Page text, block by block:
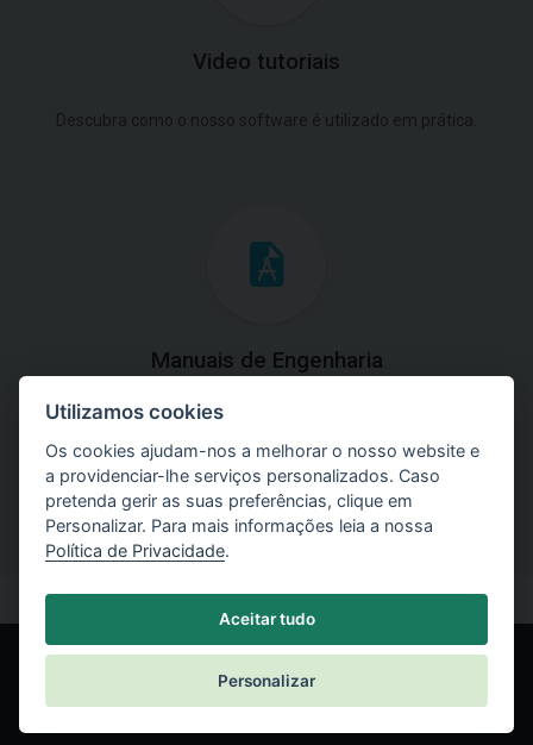
Video tutoriais
Descubra como o nosso software é utilizado em prática.
Manuais de Engenharia
Baixe os manuais com explicações práticas e teóricas do
uso do software.
Utilizamos cookies
Os cookies ajudam-nos a melhorar o nosso website e
a providenciar-lhe serviços personalizados. Caso
pretenda gerir as suas preferências, clique em
Personalizar. Para mais informações leia a nossa
Política de Privacidade.
Aceitar tudo
Personalizar